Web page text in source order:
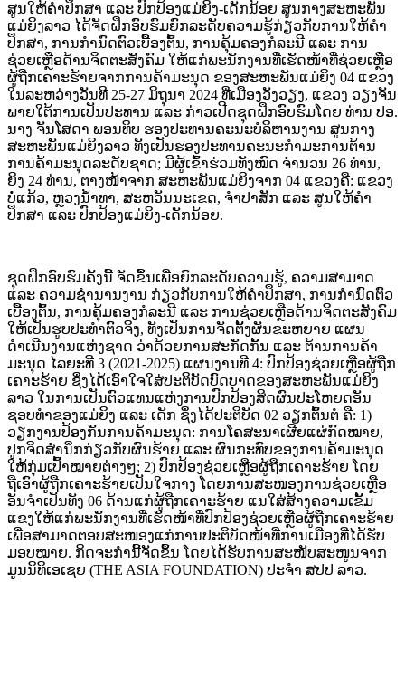
ສູນໃຫ້ຄໍາປຶກສາ ແລະ ປົກປ້ອງແມ່ຍິງ-ເດັກນ້ອຍ ສູນກາງສະຫະພັນ
ແມ່ຍິງລາວ ໄດ້ຈັດຝຶກອົບຮົມຍົກລະດັບຄວາມຮູ້ກ່ຽວກັບການໃຫ້ຄໍາ
ປຶກສາ, ການກຳນົດຕົວເບື້ອງຕົ້ນ, ການຄຸ້ມຄອງກໍລະນີ ແລະ ການ
ຊ່ວຍເຫຼືອດ້ານຈິດຕະສັງຄົມ ໃຫ້ແກ່ພະນັກງານທີ່ເຮັດໜ້າທີ່ຊ່ວຍເຫຼືອ
ຜູ້ຖືກເຄາະຮ້າຍຈາກການຄ້າມະນຸດ ຂອງສະຫະພັນແມ່ຍິງ 04 ແຂວງ
ໃນລະຫວ່າງວັນທີ 25-27 ມິຖຸນາ 2024 ທີ່ເມືອງວັງວຽງ, ແຂວງ ວຽງຈັນ
ພາຍໃຕ້ການເປັນປະທານ ແລະ ກ່າວເປີດຊຸດຝຶກອົບຮົມໂດຍ ທ່ານ ປອ.
ນາງ ຈັນໂສດາ ພອນທິບ ຮອງປະທານຄະນະບໍລິຫານງານ ສູນກາງ
ສະຫະພັນແມ່ຍິງລາວ ທັງເປັນຮອງປະທານຄະນະກໍາມະການຕ້ານ
ການຄ້າມະນຸດລະດັບຊາດ; ມີຜູ້ເຂົ້າຮ່ວມທັງໝົດ ຈໍານວນ 26 ທ່ານ,
ຍິງ 24 ທ່ານ, ຕາງໜ້າຈາກ ສະຫະພັນແມ່ຍິງຈາກ 04 ແຂວງຄື: ແຂວງ
ບໍ່ແກ້ວ, ຫຼວງນໍ້າທາ, ສະຫວັນນະເຂດ, ຈຳປາສັກ ແລະ ສູນໃຫ້ຄຳ
ປຶກສາ ແລະ ປົກປ້ອງແມ່ຍິງ-ເດັກນ້ອຍ.
ຊຸດຝຶກອົບຮົມຄັ້ງນີ້ ຈັດຂຶ້ນເພື່ອຍົກລະດັບຄວາມຮູ້, ຄວາມສາມາດ
ແລະ ຄວາມຊໍານານງານ ກ່ຽວກັບການໃຫ້ຄໍາປຶກສາ, ການກໍານົດຕົວ
ເບື້ອງຕົ້ນ, ການຄຸ້ມຄອງກໍລະນີ ແລະ ການຊ່ວຍເຫຼືອດ້ານຈິດຕະສັງຄົມ
ໃຫ້ເປັນຮູບປະທຳຕົວຈິງ, ທັງເປັນການຈັດຕັ້ງຜັນຂະຫຍາຍ ແຜນ
ດຳເນີນງານແຫ່ງຊາດ ວ່າດ້ວຍການສະກັດກັ້ນ ແລະ ຕ້ານການຄ້າ
ມະນຸດ ໄລຍະທີ 3 (2021-2025) ແຜນງານທີ 4: ປົກປ້ອງຊ່ວຍເຫຼືອຜູ້ຖືກ
ເຄາະຮ້າຍ ຊຶ່ງໄດ້ເອົາໃຈໃສ່ປະຕິບັດບົດບາດຂອງສະຫະພັນແມ່ຍິງ
ລາວ ໃນການເປັນຕົວແທນແຫ່ງການປົກປ້ອງສິດຜົນປະໂຫຍດອັນ
ຊອບທຳຂອງແມ່ຍິງ ແລະ ເດັກ ຊຶ່ງໄດ້ປະຕິບັດ 02 ວຽກຕົ້ນຕໍ ຄື: 1)
ວຽກງານປ້ອງກັນການຄ້າມະນຸດ: ການໂຄສະນາເຜີຍແຜ່ກົດໝາຍ,
ປູກຈິດສຳນຶກກ່ຽວກັບຜົນຮ້າຍ ແລະ ຜົນກະທົບຂອງການຄ້າມະນຸດ
ໃຫ້ກຸ່ມເປົ້າໝາຍຕ່າງໆ; 2) ປົກປ້ອງຊ່ວຍເຫຼືອຜູ້ຖືກເຄາະຮ້າຍ ໂດຍ
ຖືເອົາຜູ້ຖືກເຄາະຮ້າຍເປັນໃຈກາງ ໂດຍການສະໜອງການຊ່ວຍເຫຼືອ
ອັນຈໍາເປັນທັງ 06 ດ້ານແກ່ຜູ້ຖືກເຄາະຮ້າຍ ແນໃສ່ສ້າງຄວາມເຂັ້ມ
ແຂງໃຫ້ແກ່ພະນັກງານທີ່ເຮັດໜ້າທີ່ປົກປ້ອງຊ່ວຍເຫຼືອຜູ້ຖືກເຄາະຮ້າຍ
ເພື່ອສາມາດຕອບສະໜອງແກ່ການປະຕິບັດໜ້າທີ່ການເມືອງທີ່ໄດ້ຮັບ
ມອບໝາຍ. ກິດຈະກຳນີ້ຈັດຂຶ້ນ ໂດຍໄດ້ຮັບການສະໜັບສະໜູນຈາກ
ມູນນິທິເອເຊຍ (THE ASIA FOUNDATION) ປະຈໍາ ສປປ ລາວ.